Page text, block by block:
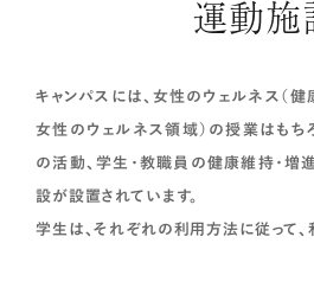
運動施
キャンパスには、女性のウェルネス（健
女性のウェルネス領域）の授業はもち
の活動、学生・教職員の健康維持・増
設が設置されています。
学生は、それぞれの利用方法に従って、